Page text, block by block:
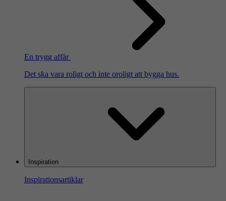
En trygg affär
Det ska vara roligt och inte oroligt att bygga hus.
Inspiration
Inspirationsartiklar